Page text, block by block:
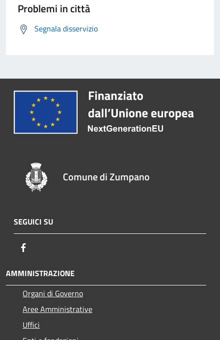
Problemi in città
Segnala disservizio
Comune di Zumpano
SEGUICI SU
AMMINISTRAZIONE
Organi di Governo
Aree Amministrative
Uffici